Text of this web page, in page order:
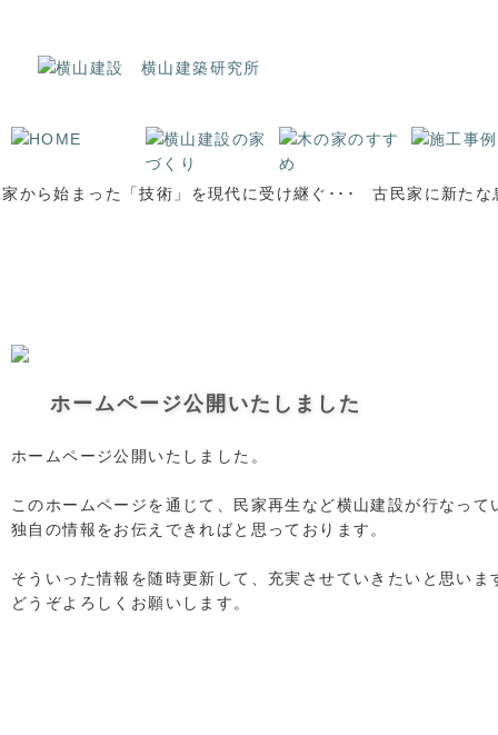
ホームページ公開いたしました
ホームページ公開いたしました。
このホームページを通じて、民家再生など横山建設が行なって
独自の情報をお伝えできればと思っております。
そういった情報を随時更新して、充実させていきたいと思いま
どうぞよろしくお願いします。